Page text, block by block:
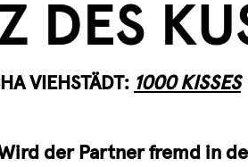
DES
VIEHSTÄDT: 1000 KISSES
der Partner fremd in